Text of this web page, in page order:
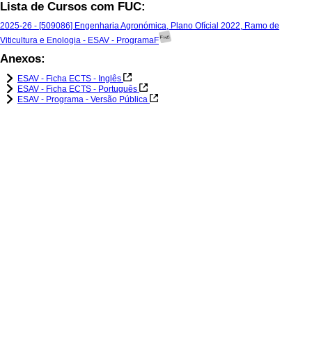
Lista de Cursos com FUC:
2025-26 - [509086] Engenharia Agronómica, Plano Ofícial 2022, Ramo de
Viticultura e Enologia - ESAV - ProgramaF
Anexos:
ESAV - Ficha ECTS - Inglês
ESAV - Ficha ECTS - Português
ESAV - Programa - Versão Pública